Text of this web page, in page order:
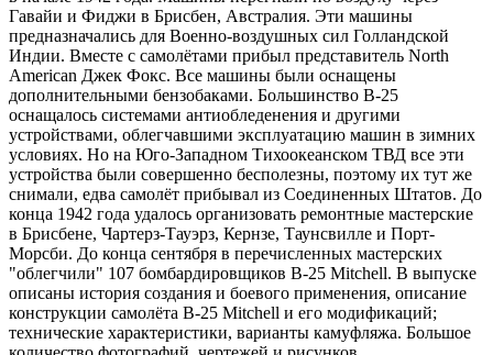
Гавайи и Фиджи в Брисбен, Австралия. Эти машины
предназначались для Военно-воздушных сил Голландской
Индии. Вместе с самолётами прибыл представитель North
American Джек Фокс. Все машины были оснащены
дополнительными бензобаками. Большинство В-25
оснащалось системами антиобледенения и другими
устройствами, облегчавшими эксплуатацию машин в зимних
условиях. Но нa Юго-Западном Тихоокеанском ТВД все эти
устройства были совершенно бесполезны, поэтому их тут же
снимали, едва самолёт прибывал из Соединенных Штатов. До
конца 1942 года удалось организовать ремонтные мастерские
в Брисбене, Чартерз-Тауэрз, Кернзе, Таунсвилле и Порт-
Морсби. До конца сентября в перечисленных мастерских
"облегчили" 107 бомбардировщиков B-25 Mitchell. В выпуске
описаны история создания и боевого применения, описание
конструкции самолёта B-25 Mitchell и его модификаций;
технические характеристики, варианты камуфляжа. Большое